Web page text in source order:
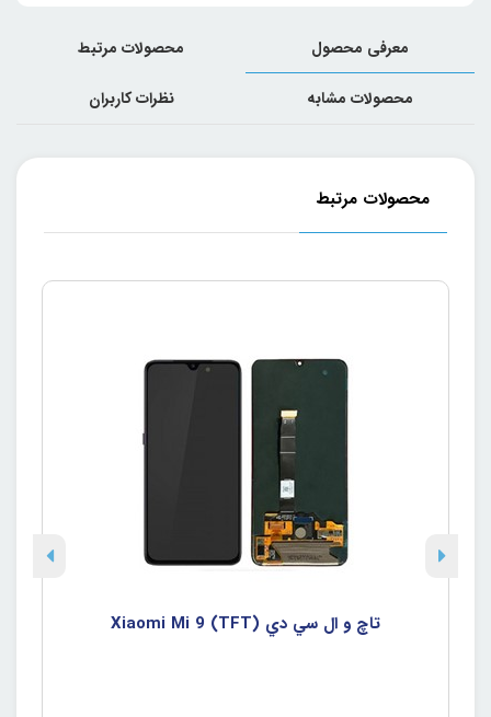
معرفی محصول محصولات مرتبط
محصولات مشابه نظرات کاربران
محصولات مرتبط
تاچ و ال سي دي Xiaomi Mi 9 (TFT)